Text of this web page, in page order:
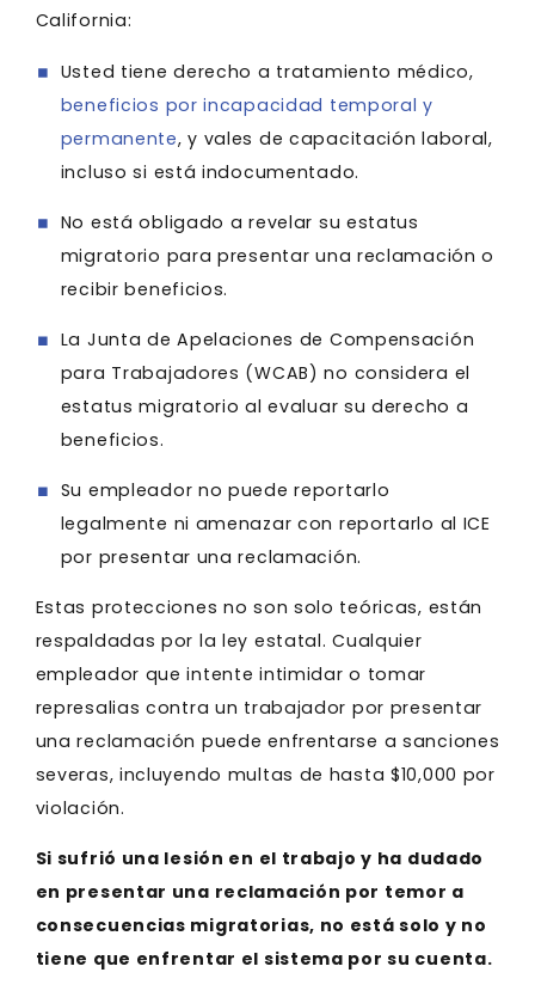
California:
Usted tiene derecho a tratamiento médico,
beneficios por incapacidad temporal y
permanente, y vales de capacitación laboral,
incluso si está indocumentado.
No está obligado a revelar su estatus
migratorio para presentar una reclamación o
recibir beneficios.
La Junta de Apelaciones de Compensación
para Trabajadores (WCAB) no considera el
estatus migratorio al evaluar su derecho a
beneficios.
Su empleador no puede reportarlo
legalmente ni amenazar con reportarlo al ICE
por presentar una reclamación.
Estas protecciones no son solo teóricas, están
respaldadas por la ley estatal. Cualquier
empleador que intente intimidar o tomar
represalias contra un trabajador por presentar
una reclamación puede enfrentarse a sanciones
severas, incluyendo multas de hasta $10,000 por
violación.
Si sufrió una lesión en el trabajo y ha dudado
en presentar una reclamación por temor a
consecuencias migratorias, no está solo y no
tiene que enfrentar el sistema por su cuenta.